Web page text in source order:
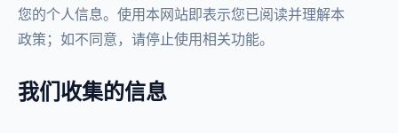
您的个人信息。使用本网站即表示您已阅读并理解本
政策；如不同意，请停止使用相关功能。
我们收集的信息